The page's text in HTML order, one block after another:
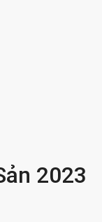
2023